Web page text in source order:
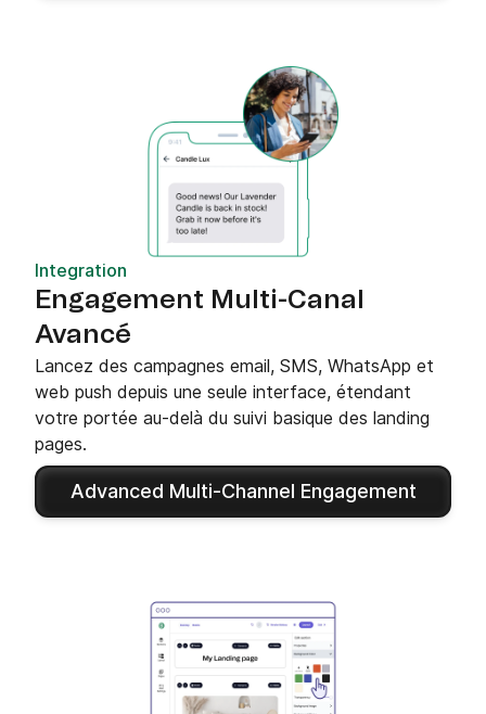
Integration
Engagement Multi-Canal
Avancé
Lancez des campagnes email, SMS, WhatsApp et
web push depuis une seule interface, étendant
votre portée au-delà du suivi basique des landing
pages.
Advanced Multi-Channel Engagement